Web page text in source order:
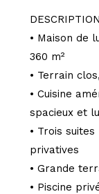
• Maison de
360 m²
• Terrain
• Cuisine
spacieux et
• Trois
privatives
• Grande
• Piscine